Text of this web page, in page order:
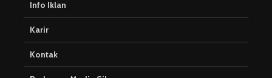
Info Iklan
Karir
Kontak